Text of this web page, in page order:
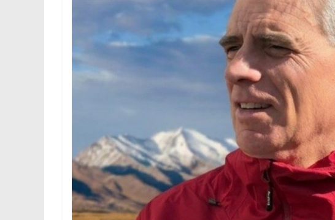
l’étranger
pour
assouvir
profitant
découverte
culturelle
d’un